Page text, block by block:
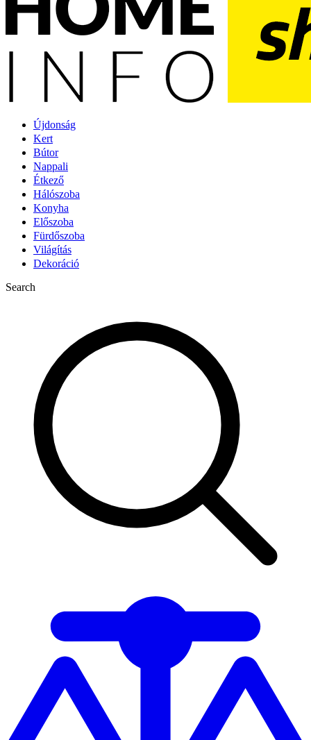
Újdonság
Kert
Bútor
Nappali
Étkező
Hálószoba
Konyha
Előszoba
Fürdőszoba
Világítás
Dekoráció
Search